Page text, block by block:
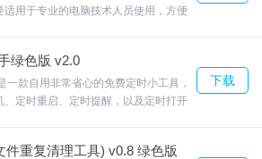
能的有效速度。 有效的速度是按照每GB的
用户评级。 下面的可定制表格将这些因素
为您提供顶级硬盘的确定列表
量典型桌面用户的性能。 有效的速度是按
适用于专业的电脑技术人员使用，方便
体验。
绿色版 v2.0
一款自用非常省心的免费定时小工具，
、定时重启、定时提醒，以及定时打开
件就会完成相应的操作，定时关机，指
下载
件重复清理工具) v0.8 绿色版